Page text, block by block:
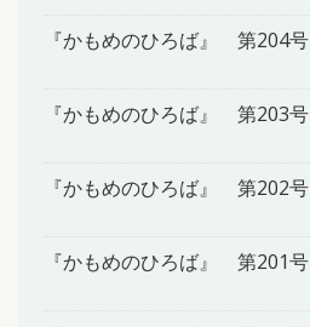
『かもめのひろば』 第204号
『かもめのひろば』 第203号
『かもめのひろば』 第202号
『かもめのひろば』 第201号